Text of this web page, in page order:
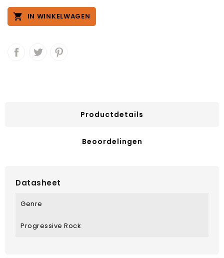
 IN WINKELWAGEN
Productdetails
Beoordelingen
Datasheet
Genre
Progressive Rock